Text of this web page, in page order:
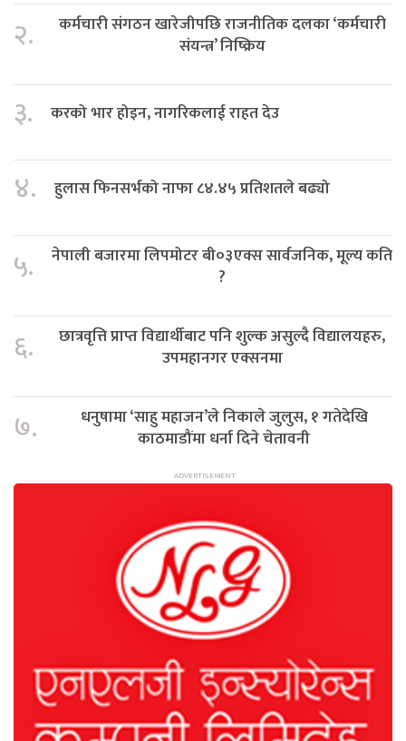
२.
कर्मचारी संगठन खारेजीपछि राजनीतिक दलका ‘कर्मचारी
संयन्त्र’ निष्क्रिय
३. करको भार होइन, नागरिकलाई राहत देउ
४. हुलास फिनसर्भको नाफा ८४.४५ प्रतिशतले बढ्यो
५.
नेपाली बजारमा लिपमोटर बी०३एक्स सार्वजनिक, मूल्य कति
?
६.
छात्रवृत्ति प्राप्त विद्यार्थीबाट पनि शुल्क असुल्दै विद्यालयहरु,
उपमहानगर एक्सनमा
७.
धनुषामा ‘साहु महाजन’ले निकाले जुलुस, १ गतेदेखि
काठमाडौंमा धर्ना दिने चेतावनी